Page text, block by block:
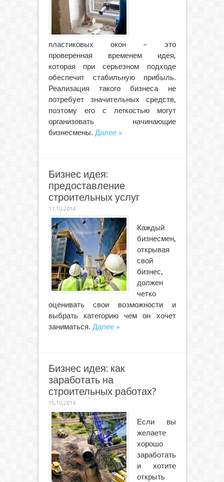
пластиковых окон – это
проверенная временем идея,
которая при серьезном подходе
обеспечит стабильную прибыль.
Реализация такого бизнеса не
потребует значительных средств,
поэтому его с легкостью могут
организовать начинающие
бизнесмены. Далее »
Бизнес идея:
предоставление
строительных услуг
17.10.2014
Каждый
бизнесмен,
открывая
свой
бизнес,
должен
четко
оценивать свои возможности и
выбрать категорию чем он хочет
заниматься. Далее »
Бизнес идея: как
заработать на
строительных работах?
15.10.2014
Если вы
желаете
хорошо
заработать
и хотите
открыть